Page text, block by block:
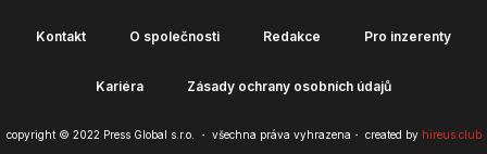
Kontakt O společnosti Redakce Pro inzerenty
Kariéra Zásady ochrany osobních údajů
copyright © 2022 Press Global s.r.o. ・ všechna práva vyhrazena・ created by hireus.club